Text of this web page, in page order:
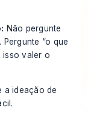
Não pergunte
Pergunte “o que
isso valer o
a ideação de